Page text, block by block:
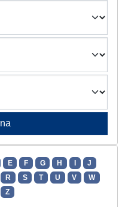
E F G H
J
R S T U V
W
Z